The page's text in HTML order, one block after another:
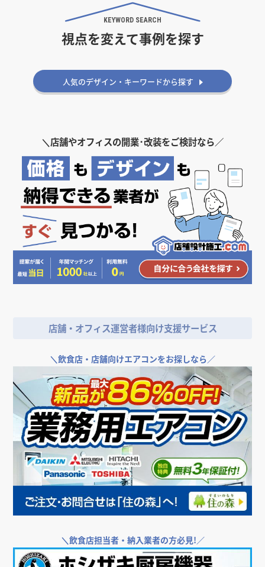
設計・施工会社様へ
選択する
金額
会員ログインすると検索できます。
坪数
坪 ～
フリーワード
KEYWORD SEARCH
視点を変えて事例を探す
人気のデザイン・キーワードから探す
＼店舗やオフィスの開業･改装をご検討なら／
店舗・オフィス運営者様向け支援サービス
＼飲食店・店舗向けエアコンをお探しなら／
＼飲食店担当者・納入業者の方必見!／